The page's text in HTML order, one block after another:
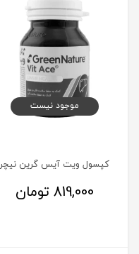
موجود نیست
کپسول ویت آیس گرین نیچر
819,000 تومان